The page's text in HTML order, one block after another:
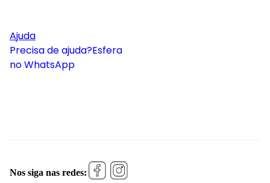
Ajuda
Precisa de ajuda?Esfera
no WhatsApp
Nos siga nas redes: